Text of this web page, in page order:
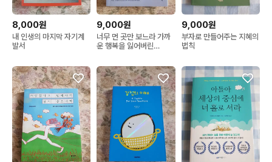
8,000원
내 인생의 마지막 자기계
발서
9,000원
너무 먼 곳만 보느라 가까
운 행복을 잃어버린
9,000원
부자로 만들어주는 지혜의
법칙